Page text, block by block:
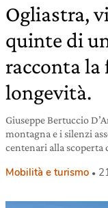
Ogliastra,
quinte di
racconta la
longevità.
Giuseppe Bertuccio
montagna e i silenzi
centenari alla scoperta
Mobilità e turismo